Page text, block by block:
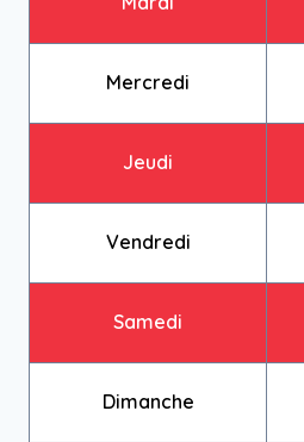
Mercredi
Jeudi
Vendredi
Samedi
Dimanche